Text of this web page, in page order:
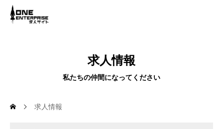
求人情報
私たちの仲間になってください
求人情報